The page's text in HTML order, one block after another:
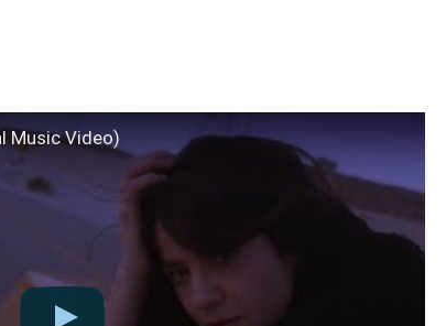
Music Video)